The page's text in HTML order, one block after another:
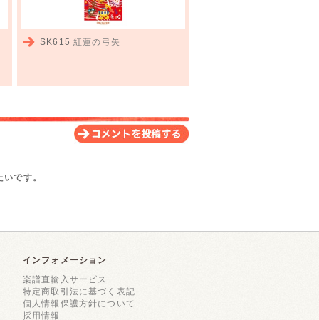
SK615紅蓮の弓矢
です。
インフォメーション
楽譜直輸入サービス
特定商取引法に基づく表記
個人情報保護方針について
採用情報